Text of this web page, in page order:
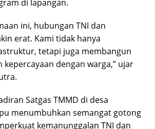
di lapangan.
ini, hubungan TNI dan
erat. Kami tidak hanya
tetapi juga membangun
kepercayaan dengan warga,” ujar
Satgas TMMD di desa
menumbuhkan semangat gotong
kemanunggalan TNI dan